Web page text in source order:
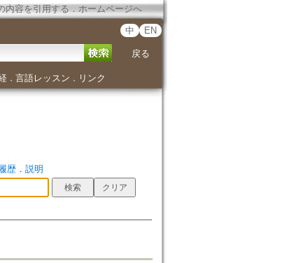
内容を引用する ． ホームページへ
中 EN
戻る
． 言語レッスン ． リンク
歴． 説明